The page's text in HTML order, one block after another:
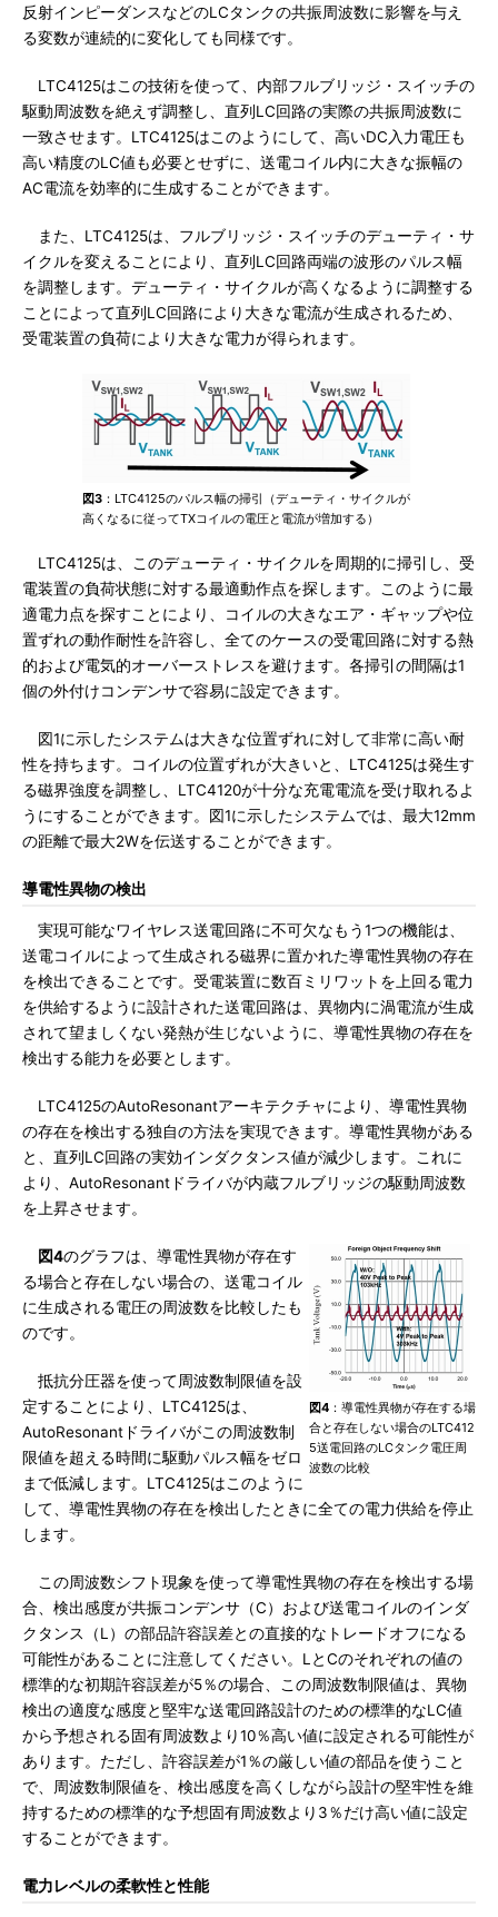
反射インピーダンスなどのLCタンクの共振周波数に影響を与え
る変数が連続的に変化しても同様です。
LTC4125はこの技術を使って、内部フルブリッジ・スイッチの
駆動周波数を絶えず調整し、直列LC回路の実際の共振周波数に
一致させます。LTC4125はこのようにして、高いDC入力電圧も
高い精度のLC値も必要とせずに、送電コイル内に大きな振幅の
AC電流を効率的に生成することができます。
また、LTC4125は、フルブリッジ・スイッチのデューティ・サ
イクルを変えることにより、直列LC回路両端の波形のパルス幅
を調整します。デューティ・サイクルが高くなるように調整する
ことによって直列LC回路により大きな電流が生成されるため、
受電装置の負荷により大きな電力が得られます。
図3 ：LTC4125のパルス幅の掃引（デューティ・サイクルが
高くなるに従ってTXコイルの電圧と電流が増加する）
LTC4125は、このデューティ・サイクルを周期的に掃引し、受
電装置の負荷状態に対する最適動作点を探します。このように最
適電力点を探すことにより、コイルの大きなエア・ギャップや位
置ずれの動作耐性を許容し、全てのケースの受電回路に対する熱
的および電気的オーバーストレスを避けます。各掃引の間隔は1
個の外付けコンデンサで容易に設定できます。
図1に示したシステムは大きな位置ずれに対して非常に高い耐
性を持ちます。コイルの位置ずれが大きいと、LTC4125は発生す
る磁界強度を調整し、LTC4120が十分な充電電流を受け取れるよ
うにすることができます。図1に示したシステムでは、最大12mm
の距離で最大2Wを伝送することができます。
導電性異物の検出
実現可能なワイヤレス送電回路に不可欠なもう1つの機能は、
送電コイルによって生成される磁界に置かれた導電性異物の存在
を検出できることです。受電装置に数百ミリワットを上回る電力
を供給するように設計された送電回路は、異物内に渦電流が生成
されて望ましくない発熱が生じないように、導電性異物の存在を
検出する能力を必要とします。
LTC4125のAutoResonantアーキテクチャにより、導電性異物
の存在を検出する独自の方法を実現できます。導電性異物がある
と、直列LC回路の実効インダクタンス値が減少します。これに
より、AutoResonantドライバが内蔵フルブリッジの駆動周波数
を上昇させます。
図4 ：導電性異物が存在する場
合と存在しない場合のLTC412
5送電回路のLCタンク電圧周
波数の比較
図4のグラフは、導電性異物が存在す
る場合と存在しない場合の、送電コイル
に生成される電圧の周波数を比較したも
のです。
抵抗分圧器を使って周波数制限値を設
定することにより、LTC4125は、
AutoResonantドライバがこの周波数制
限値を超える時間に駆動パルス幅をゼロ
まで低減します。LTC4125はこのように
して、導電性異物の存在を検出したときに全ての電力供給を停止
します。
この周波数シフト現象を使って導電性異物の存在を検出する場
合、検出感度が共振コンデンサ（C）および送電コイルのインダ
クタンス（L）の部品許容誤差との直接的なトレードオフになる
可能性があることに注意してください。LとCのそれぞれの値の
標準的な初期許容誤差が5％の場合、この周波数制限値は、異物
検出の適度な感度と堅牢な送電回路設計のための標準的なLC値
から予想される固有周波数より10％高い値に設定される可能性が
あります。ただし、許容誤差が1％の厳しい値の部品を使うこと
で、周波数制限値を、検出感度を高くしながら設計の堅牢性を維
持するための標準的な予想固有周波数より3％だけ高い値に設定
することができます。
電力レベルの柔軟性と性能